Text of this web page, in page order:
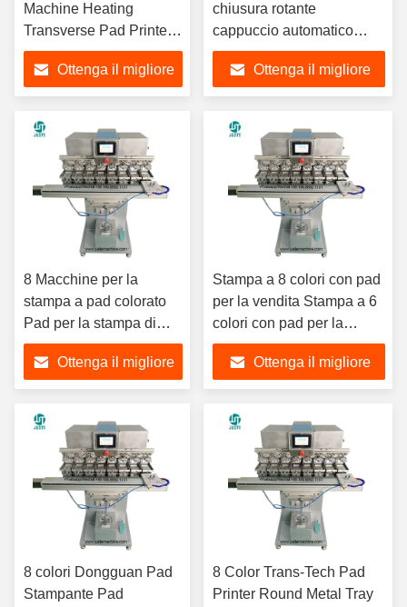
Machine Heating
Transverse Pad Printer
per maniglia in legno
Regolare di bilancia in
ciotola per cani in
ceramica
Ottenga il migliore
chiusura rotante
cappuccio automatico
automatizzazione San
Pad Stampa per pantofole
di misura
Ottenga il migliore
8 Macchine per la
stampa a pad colorato
Pad per la stampa di
pellicole Fuji Cliché
positivo Placca in
acciaio di plastica
100*100 tazza di caffè in
melamina
Ottenga il migliore
Stampa a 8 colori con pad
per la vendita Stampa a 6
colori con pad per la
stampa di cappelli rigidi
Assorbente di hockey
Puck Lego
Ottenga il migliore
8 colori Dongguan Pad
Stampante Pad
8 Color Trans-Tech Pad
Printer Round Metal Tray